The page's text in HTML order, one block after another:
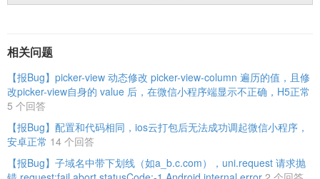
相关问题
【报Bug】picker-view 动态修改 picker-view-column 遍历的值，且修
改picker-view自身的 value 后，在微信小程序端显示不正确，H5正常
5 个回答
【报Bug】配置和代码相同，ios云打包后无法成功调起微信小程序，
安卓正常 14 个回答
【报Bug】子域名中带下划线（如a_b.c.com），uni.request 请求抛